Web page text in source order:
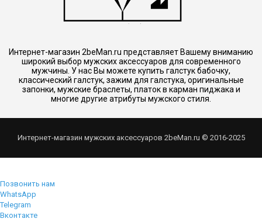
Интернет-магазин 2beMan.ru представляет Вашему вниманию
широкий выбор мужских аксессуаров для современного
мужчины. У нас Вы можете купить галстук бабочку,
классический галстук, зажим для галстука, оригинальные
запонки, мужские браслеты, платок в карман пиджака и
многие другие атрибуты мужского стиля.
Интернет-магазин мужских аксессуаров 2beMan.ru © 2016-2025
Позвонить нам
WhatsApp
Telegram
Вконтакте